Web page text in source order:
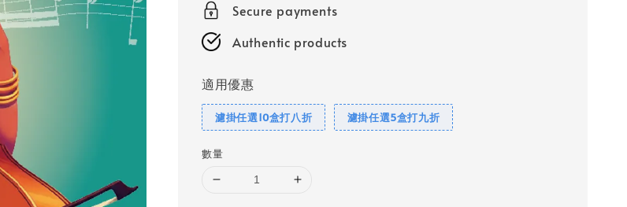
Secure payments
Authentic products
適用優惠
濾掛任選10盒打八折 濾掛任選5盒打九折
數量